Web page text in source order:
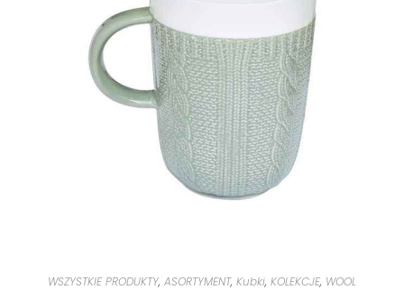
WSZYSTKIE PRODUKTY, ASORTYMENT, Kubki, KOLEKCJE, WOOL